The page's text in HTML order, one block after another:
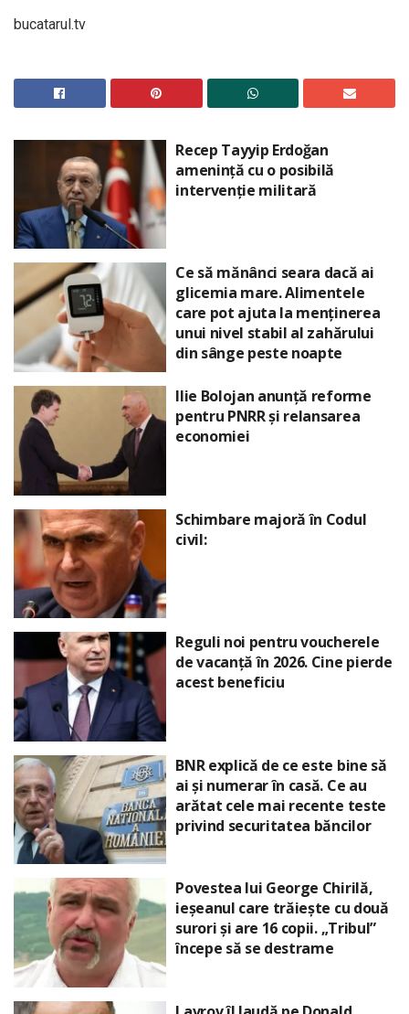
bucatarul.tv
Recep Tayyip Erdoğan
amenință cu o posibilă
intervenție militară
Ce să mănânci seara dacă ai
glicemia mare. Alimentele
care pot ajuta la menținerea
unui nivel stabil al zahărului
din sânge peste noapte
Ilie Bolojan anunță reforme
pentru PNRR și relansarea
economiei
Schimbare majoră în Codul
civil:
Reguli noi pentru voucherele
de vacanță în 2026. Cine pierde
acest beneficiu
BNR explică de ce este bine să
ai și numerar în casă. Ce au
arătat cele mai recente teste
privind securitatea băncilor
Povestea lui George Chirilă,
ieșeanul care trăiește cu două
surori și are 16 copii. „Tribul”
începe să se destrame